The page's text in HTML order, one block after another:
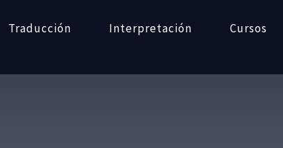
Traducción Interpretación Cursos